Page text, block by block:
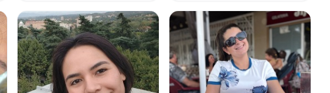
permitido desarrollar no solo los
conocimientos técnicos necesarios,
sino también la empatía, paciencia
y sensibilidad que requiere esta
labor. Cuidado y apoyo en el aseo
personal,higiene y confort diario de
los usuarios,respetando siempre
relacionados con la salud mental.
Actualmente trabajo como
personal sanitario en el área de
lesiones medulares. Por lo que mi
especialidad es las movilizaciones
de pacientes, cambios posturales, y
demás. Además de brindar el